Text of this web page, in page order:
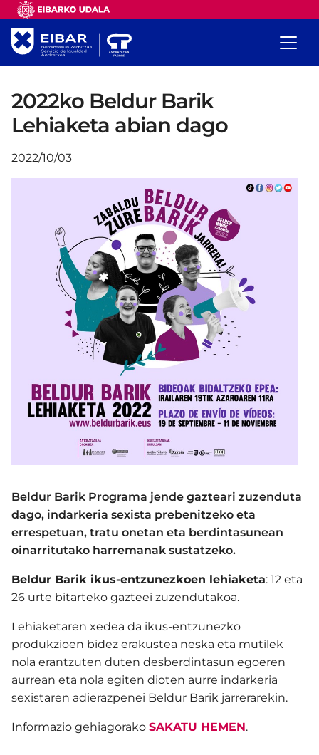
2022ko Beldur Barik
Lehiaketa abian dago
2022/10/03
Beldur Barik Programa jende gazteari zuzenduta
dago, indarkeria sexista prebenitzeko eta
errespetuan, tratu onetan eta berdintasunean
oinarritutako harremanak sustatzeko.
Beldur Barik ikus-entzunezkoen lehiaketa: 12 eta
26 urte bitarteko gazteei zuzendutakoa.
Lehiaketaren xedea da ikus-entzunezko
produkzioen bidez erakustea neska eta mutilek
nola erantzuten duten desberdintasun egoeren
aurrean eta nola egiten dioten aurre indarkeria
sexistaren adierazpenei Beldur Barik jarrerarekin.
Informazio gehiagorako SAKATU HEMEN.